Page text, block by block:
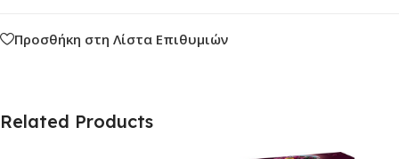
Προσθήκη στη Λίστα Επιθυμιών
Related Products